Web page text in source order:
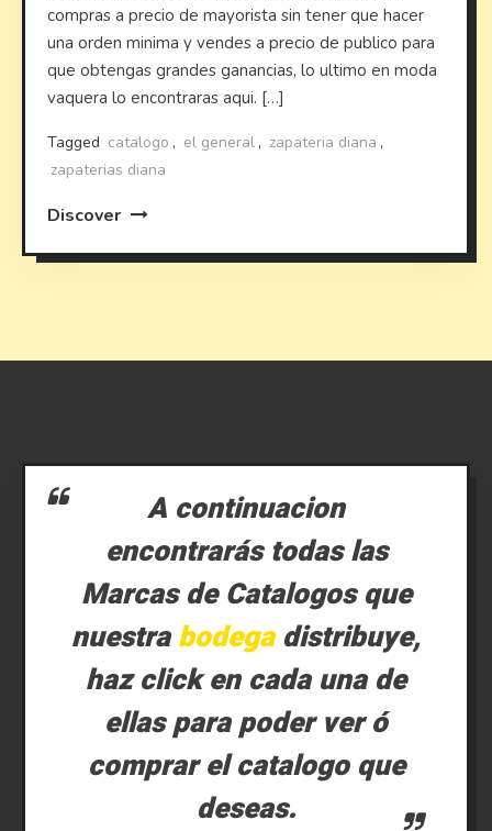
compras a precio de mayorista sin tener que hacer
una orden minima y vendes a precio de publico para
que obtengas grandes ganancias, lo ultimo en moda
vaquera lo encontraras aqui. […]
Tagged catalogo , el general , zapateria diana ,
zapaterias diana
Discover
A continuacion
encontrarás todas las
Marcas de Catalogos que
nuestrabodegadistribuye,
haz click en cada una de
ellas para poder ver ó
comprar el catalogo que
deseas.